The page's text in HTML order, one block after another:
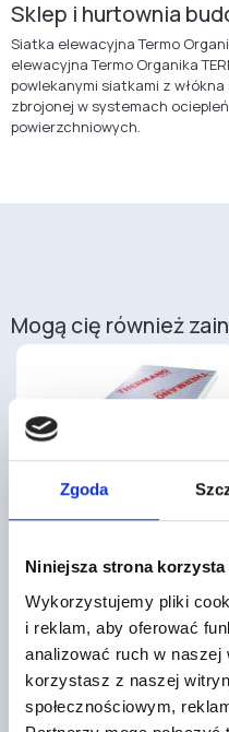
Zgoda
Niniejsza strona
Wykorzystujemy pliki
i reklam, aby oferować
analizować ruch w
korzystasz z naszej
społecznościowym,
Sklep i hurtownia
Siatka elewacyjna Termo
elewacyjna Termo Organika
powlekanymi siatkami z
zbrojonej w systemach
powierzchniowych.
Mogą cię również
Folia kubełkowa to materiał
hydroizolacyjny stosowany do
ochrony fundamentów, posadzek,
stropów, ścian i tarasów. Kształt…